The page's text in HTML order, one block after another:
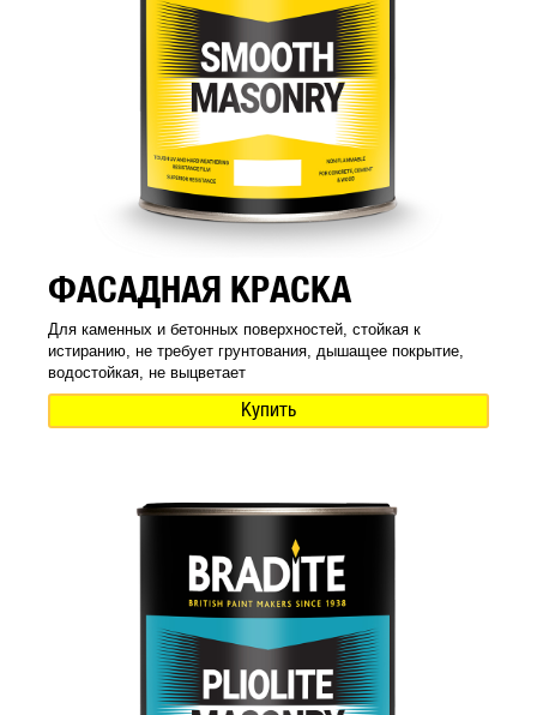
ФАСАДНАЯ КРАСКА
Для каменных и бетонных поверхностей, стойкая к
истиранию, не требует грунтования, дышащее покрытие,
водостойкая, не выцветает
Купить